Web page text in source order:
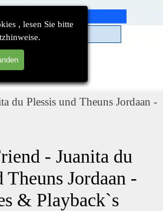
, lesen Sie bitte
Menü überspringen
du Plessis und Theuns Jordaan -
- Juanita du
Theuns Jordaan -
& Playback`s